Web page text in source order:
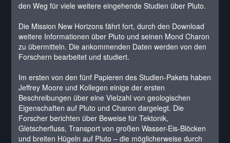
den Weg für viele weitere eingehende Studien über Pluto.
Die Mission New Horizons fährt fort, durch den Download
weitere Informationen über Pluto und seinen Mond Charon
zu übermitteln. Die ankommenden Daten werden von den
Forschern bearbeitet und studiert.
Im ersten von den fünf Papieren des Studien-Pakets haben
Jeffrey Moore und Kollegen einige der ersten
Beschreibungen über eine Vielzahl von geologischen
Eigenschaften auf Pluto und Charon dargelegt. Die
Forscher berichten über Beweise für Tektonik,
Gletscherfluss, Transport von großen Wasser-Eis-Blöcken
und breiten Hügeln auf Pluto – die möglicherweise durch